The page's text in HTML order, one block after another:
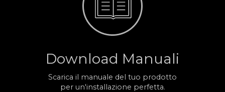
Download Manuali
Scarica il manuale del tuo prodotto
per un'installazione perfetta.